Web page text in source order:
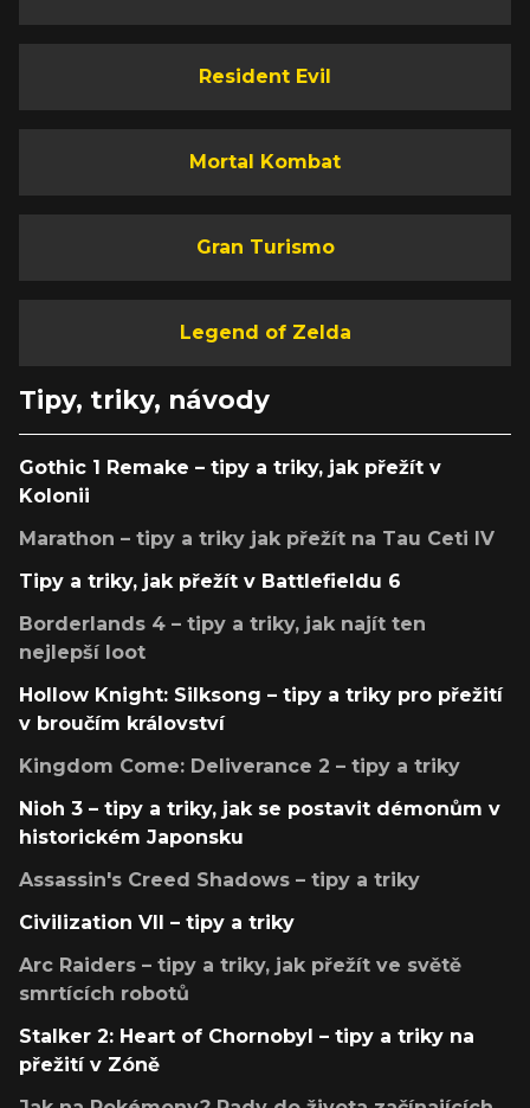
Resident Evil
Mortal Kombat
Gran Turismo
Legend of Zelda
Tipy, triky, návody
Gothic 1 Remake – tipy a triky, jak přežít v
Kolonii
Marathon – tipy a triky jak přežít na Tau Ceti IV
Tipy a triky, jak přežít v Battlefieldu 6
Borderlands 4 – tipy a triky, jak najít ten
nejlepší loot
Hollow Knight: Silksong – tipy a triky pro přežití
v broučím království
Kingdom Come: Deliverance 2 – tipy a triky
Nioh 3 – tipy a triky, jak se postavit démonům v
historickém Japonsku
Assassin's Creed Shadows – tipy a triky
Civilization VII – tipy a triky
Arc Raiders – tipy a triky, jak přežít ve světě
smrtících robotů
Stalker 2: Heart of Chornobyl – tipy a triky na
přežití v Zóně